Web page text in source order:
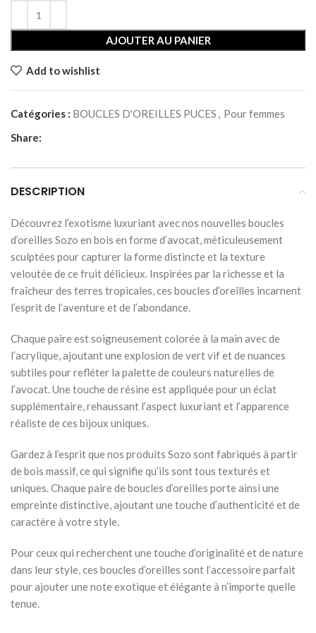
AJOUTER AU PANIER
Add to wishlist
Catégories : BOUCLES D'OREILLES PUCES , Pour femmes
Share:
DESCRIPTION
Découvrez l’exotisme luxuriant avec nos nouvelles boucles
d’oreilles Sozo en bois en forme d’avocat, méticuleusement
sculptées pour capturer la forme distincte et la texture
veloutée de ce fruit délicieux. Inspirées par la richesse et la
fraîcheur des terres tropicales, ces boucles d’oreilles incarnent
l’esprit de l’aventure et de l’abondance.
Chaque paire est soigneusement colorée à la main avec de
l’acrylique, ajoutant une explosion de vert vif et de nuances
subtiles pour refléter la palette de couleurs naturelles de
l’avocat. Une touche de résine est appliquée pour un éclat
supplémentaire, rehaussant l’aspect luxuriant et l’apparence
réaliste de ces bijoux uniques.
Gardez à l’esprit que nos produits Sozo sont fabriqués à partir
de bois massif, ce qui signifie qu’ils sont tous texturés et
uniques. Chaque paire de boucles d’oreilles porte ainsi une
empreinte distinctive, ajoutant une touche d’authenticité et de
caractère à votre style.
Pour ceux qui recherchent une touche d’originalité et de nature
dans leur style, ces boucles d’oreilles sont l’accessoire parfait
pour ajouter une note exotique et élégante à n’importe quelle
tenue.